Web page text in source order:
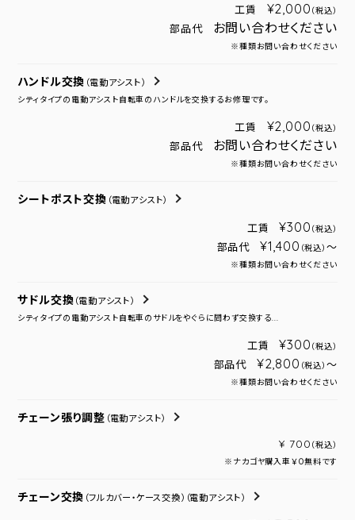
工賃 ¥2,000 （税込）
部品代 お問い合わせください
※種類お問い合わせください
ハンドル交換 （電動アシスト）
シティタイプの電動アシスト自転車のハンドルを交換するお修理です。
工賃 ¥2,000 （税込）
部品代 お問い合わせください
※種類お問い合わせください
シートポスト交換 （電動アシスト）
工賃 ¥300 （税込）
部品代 ¥1,400 （税込） ～
※種類お問い合わせください
サドル交換 （電動アシスト）
シティタイプの電動アシスト自転車のサドルをやぐらに問わず交換する...
工賃 ¥300 （税込）
部品代 ¥2,800 （税込） ～
※種類お問い合わせください
チェーン張り調整 （電動アシスト）
¥ 700 （税込）
※ナカゴヤ購入車￥０無料です
チェーン交換 （フルカバー・ケース交換） （電動アシスト）